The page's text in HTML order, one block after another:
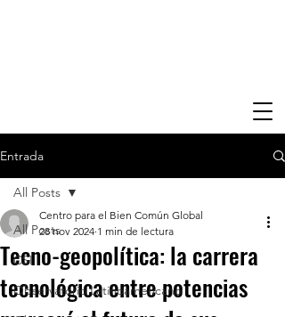
Entrada
All Posts
CSI
Observatorio Latinoamericano
All Posts
Tecno-geopolítica: la carrera
tecnológica entre potencias
Centro para el Bien Común Global
28 nov 2024 1 min de lectura